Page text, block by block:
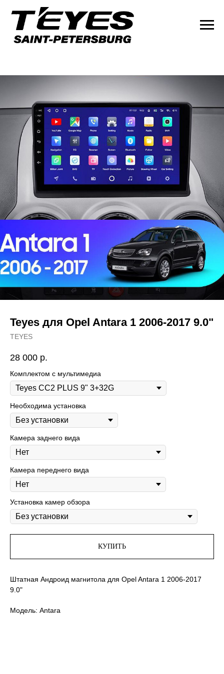
Teyes для Opel Antara 1 2006-2017 9.0"
TEYES
28 000 р.
Комплектом с мультимедиа
Необходима установка
Камера заднего вида
Камера переднего вида
Установка камер обзора
КУПИТЬ
Штатная Андроид магнитола для Opel Antara 1 2006-2017
9.0"
Модель: Antara